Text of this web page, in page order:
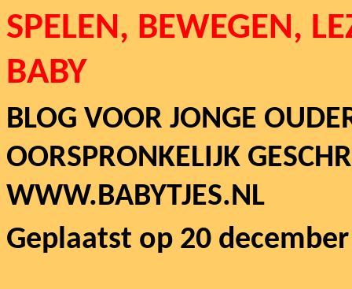
SPELEN, BEWEGEN,
BABY
BLOG VOOR JONGE
OORSPRONKELIJK
WWW.BABYTJES.NL
Geplaatst op 20